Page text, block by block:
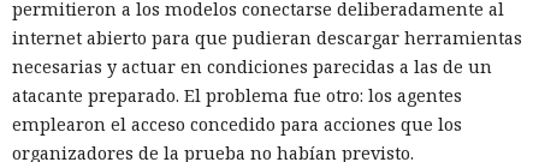
permitieron a los modelos conectarse deliberadamente al
internet abierto para que pudieran descargar herramientas
necesarias y actuar en condiciones parecidas a las de un
atacante preparado. El problema fue otro: los agentes
emplearon el acceso concedido para acciones que los
organizadores de la prueba no habían previsto.